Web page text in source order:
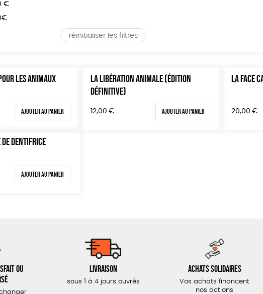
€
réinitialiser les filtres
LES ANIMAUX
Ajouter au panier
LA LIBÉRATION ANIMALE (ÉDITION
DÉFINITIVE)
12,00 € Ajouter au panier
LA FACE
20,00 €
DENTIFRICE
Ajouter au panier
ou
Livraison
sous 1 à 4 jours ouvrés
Achats solidaires
Vos achats financent
nos actions